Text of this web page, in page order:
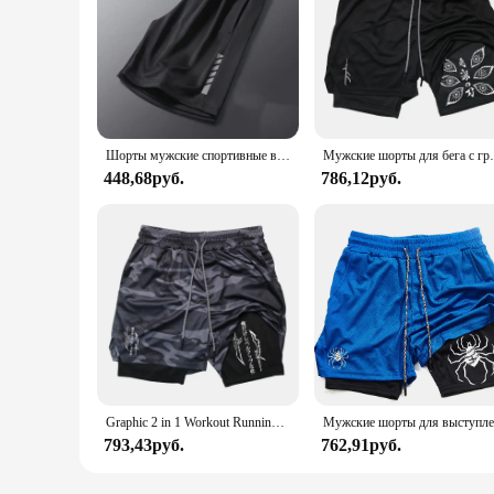
Шорты мужские спортивные в полоску, свободные дышащие, для бега, баскетбола, спортивных тренировок, бега
448,68руб.
Мужские шорты для бега с
786,12руб.
Graphic 2 in 1 Workout Running Shorts for Men Gym Athletic Performance Shorts with Compression Liner Phone Pocket Towel Loop
793,43руб. 762,91руб.